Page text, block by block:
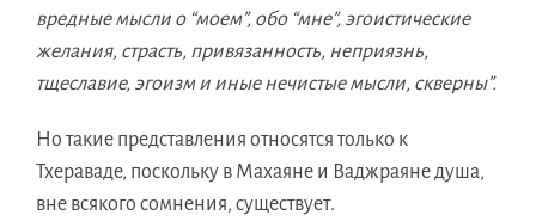
вредные мысли о “моем”, обо “мне”, эгоистические
желания, страсть, привязанность, неприязнь,
тщеславие, эгоизм и иные нечистые мысли, скверны”.
Но такие представления относятся только к
Тхераваде, поскольку в Махаяне и Ваджраяне душа,
вне всякого сомнения, существует.